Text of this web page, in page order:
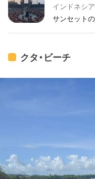
インドネシ
サンセット
クタ・ビーチ